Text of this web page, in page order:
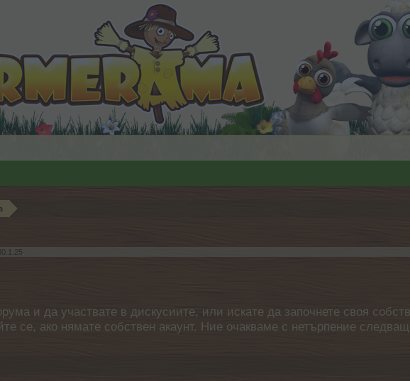
и да участвате в дискусиите, или искате да започнете своя
се, ако нямате собствен акаунт. Ние очакваме с нетърпение